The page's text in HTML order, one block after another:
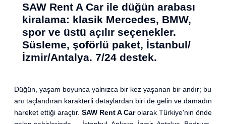
SAW Rent A Car ile düğün arabası
kiralama: klasik Mercedes, BMW,
spor ve üstü açılır seçenekler.
Süsleme, şoförlü paket, İstanbul/
İzmir/Antalya. 7/24 destek.
Düğün, yaşam boyunca yalnızca bir kez yaşanan bir andır; bu
anı taçlandıran karakterli detaylardan biri de gelin ve damadın
hareket ettiği araçtır. SAW Rent A Carolarak Türkiye'nin önde